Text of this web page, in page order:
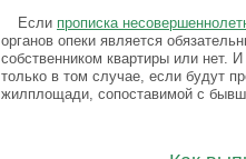
Если прописка
органов опеки является
собственником квартиры или нет.
только в том случае, если будут
жилплощади, сопоставимой с